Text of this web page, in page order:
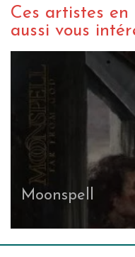
Ces artistes
aussi vous
Moonspell